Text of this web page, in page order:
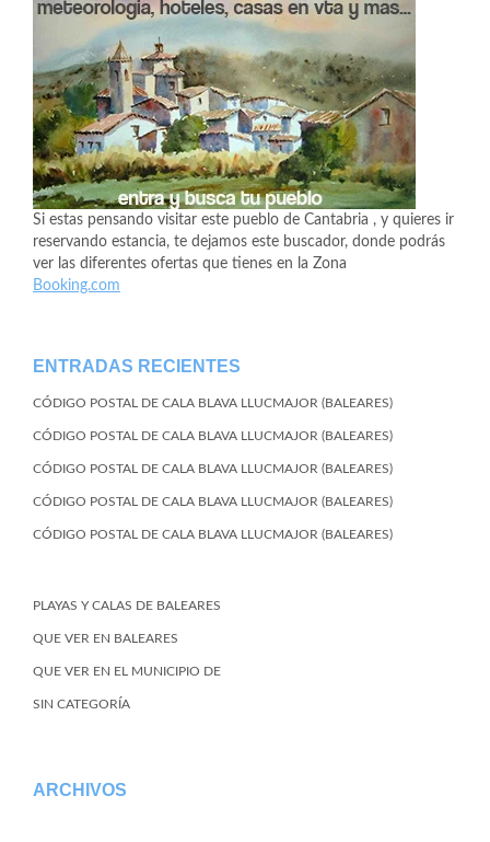
Si estas pensando visitar este pueblo de Cantabria , y quieres ir
reservando estancia, te dejamos este buscador, donde podrás
ver las diferentes ofertas que tienes en la Zona
Booking.com
ENTRADAS RECIENTES
CÓDIGO POSTAL DE CALA BLAVA LLUCMAJOR (BALEARES)
CÓDIGO POSTAL DE CALA BLAVA LLUCMAJOR (BALEARES)
CÓDIGO POSTAL DE CALA BLAVA LLUCMAJOR (BALEARES)
CÓDIGO POSTAL DE CALA BLAVA LLUCMAJOR (BALEARES)
CÓDIGO POSTAL DE CALA BLAVA LLUCMAJOR (BALEARES)
PLAYAS Y CALAS DE BALEARES
QUE VER EN BALEARES
QUE VER EN EL MUNICIPIO DE
SIN CATEGORÍA
ARCHIVOS